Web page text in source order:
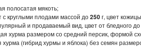
полосатая мякоть;
с круглыми плодами массой до250г, цвет
и продаваемый вид, цвет от бледного
хурма размером со средний персик, формой
(гибрид хурмы и яблока) без семян